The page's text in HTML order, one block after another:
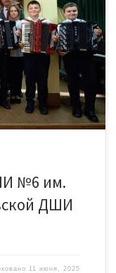
вторая
Детской школы
детской […]
№6 им.
ДШИ
11 июня, 2025